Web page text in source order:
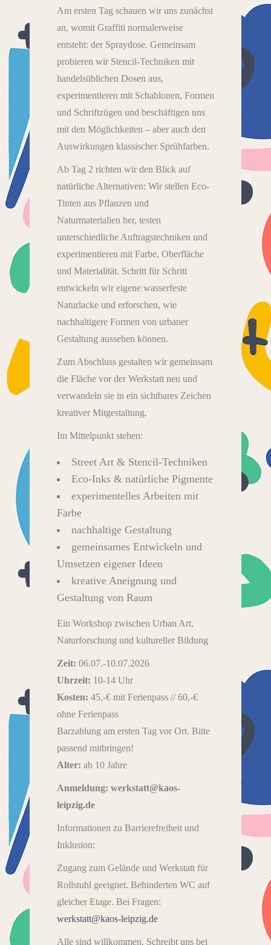
Am ersten Tag schauen wir uns zunächst
an, womit Graffiti normalerweise
entsteht: der Spraydose. Gemeinsam
probieren wir Stencil-Techniken mit
handelsüblichen Dosen aus,
experimentieren mit Schablonen, Formen
und Schriftzügen und beschäftigen uns
mit den Möglichkeiten – aber auch den
Auswirkungen klassischer Sprühfarben.
Ab Tag 2 richten wir den Blick auf
natürliche Alternativen: Wir stellen Eco-
Tinten aus Pflanzen und
Naturmaterialien her, testen
unterschiedliche Auftragstechniken und
experimentieren mit Farbe, Oberfläche
und Materialität. Schritt für Schritt
entwickeln wir eigene wasserfeste
Naturlacke und erforschen, wie
nachhaltigere Formen von urbaner
Gestaltung aussehen können.
Zum Abschluss gestalten wir gemeinsam
die Fläche vor der Werkstatt neu und
verwandeln sie in ein sichtbares Zeichen
kreativer Mitgestaltung.
Im Mittelpunkt stehen:
Street Art & Stencil-Techniken
Eco-Inks & natürliche Pigmente
experimentelles Arbeiten mit
Farbe
nachhaltige Gestaltung
gemeinsames Entwickeln und
Umsetzen eigener Ideen
kreative Aneignung und
Gestaltung von Raum
Ein Workshop zwischen Urban Art,
Naturforschung und kultureller Bildung
Zeit: 06.07.-10.07.2026
Uhrzeit: 10-14 Uhr
Kosten: 45,-€ mit Ferienpass // 60,-€
ohne Ferienpass
Barzahlung am ersten Tag vor Ort. Bitte
passend mitbringen!
Alter: ab 10 Jahre
Anmeldung: werkstatt@kaos-
leipzig.de
Informationen zu Barrierefreiheit und
Inklusion:
Zugang zum Gelände und Werkstatt für
Rollstuhl geeignet. Behinderten WC auf
gleicher Etage. Bei Fragen:
werkstatt@kaos-leipzig.de
Alle sind willkommen. Schreibt uns bei